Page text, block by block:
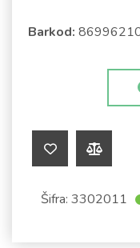
Barkod:
Šifra: 3302011